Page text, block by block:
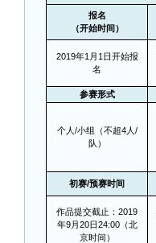
报名
（开始时间）
2019年1月1日开始报
名
参赛形式
个人/小组（不超4人/
队）
初赛/预赛时间
作品提交截止：2019
年9月20日24:00（北
京时间）